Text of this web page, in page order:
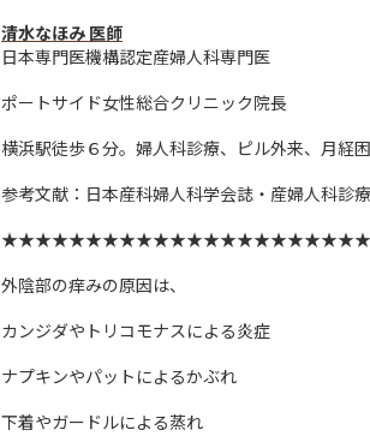
清水なほみ 医師
日本専門医機構認定産婦人科専門医
ポートサイド女性総合クリニック院長
横浜駅徒歩６分。婦人科診療、ピル外来、月経
参考文献：日本産科婦人科学会誌・産婦人科診
外陰部の痒みの原因は、
カンジダやトリコモナスによる炎症
ナプキンやパットによるかぶれ
下着やガードルによる蒸れ